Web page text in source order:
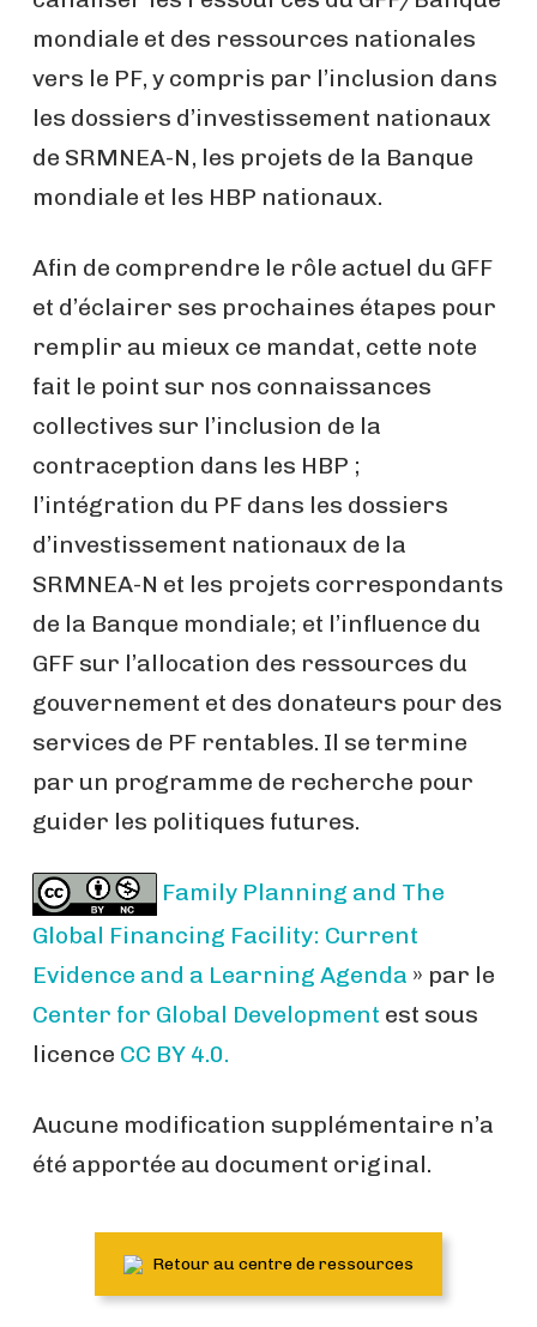
mondiale et des ressources nationales
vers le PF, y compris par l’inclusion dans
les dossiers d’investissement nationaux
de SRMNEA-N, les projets de la Banque
mondiale et les HBP nationaux.
Afin de comprendre le rôle actuel du GFF
et d’éclairer ses prochaines étapes pour
remplir au mieux ce mandat, cette note
fait le point sur nos connaissances
collectives sur l’inclusion de la
contraception dans les HBP ;
l’intégration du PF dans les dossiers
d’investissement nationaux de la
SRMNEA-N et les projets correspondants
de la Banque mondiale; et l’influence du
GFF sur l’allocation des ressources du
gouvernement et des donateurs pour des
services de PF rentables. Il se termine
par un programme de recherche pour
guider les politiques futures.
Family Planning and The
Global Financing Facility: Current
Evidence and a Learning Agenda » par le
Center for Global Development est sous
licence CC BY 4.0.
Aucune modification supplémentaire n’a
été apportée au document original.
Retour au centre de ressources